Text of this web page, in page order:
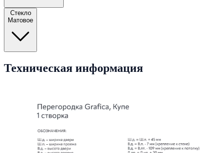
Стекло
Матовое
Техническая информация